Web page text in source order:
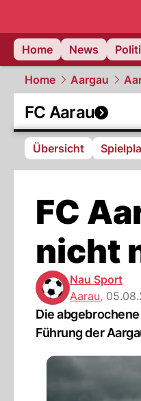
Home
News
Home Aargau
FC Aarau
Übersicht
FC
nicht
Nau Sport
Aarau,
Die
Führung der